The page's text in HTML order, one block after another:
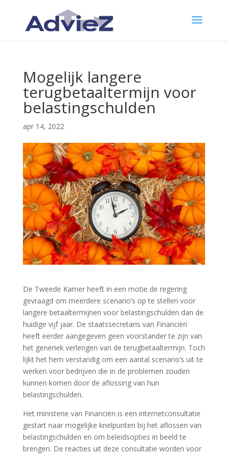
Mogelijk langere
terugbetaaltermijn voor
belastingschulden
apr 14, 2022
De Tweede Kamer heeft in een motie de regering
gevraagd om meerdere scenario’s op te stellen voor
langere betaaltermijnen voor belastingschulden dan de
huidige vijf jaar. De staatssecretaris van Financiën
heeft eerder aangegeven geen voorstander te zijn van
het generiek verlengen van de terugbetaaltermijn. Toch
lijkt het hem verstandig om een aantal scenario’s uit te
werken voor bedrijven die in de problemen zouden
kunnen komen door de aflossing van hun
belastingschulden.
Het ministerie van Financiën is een internetconsultatie
gestart naar mogelijke knelpunten bij het aflossen van
belastingschulden en om beleidsopties in beeld te
brengen. De reacties uit deze consultatie worden voor